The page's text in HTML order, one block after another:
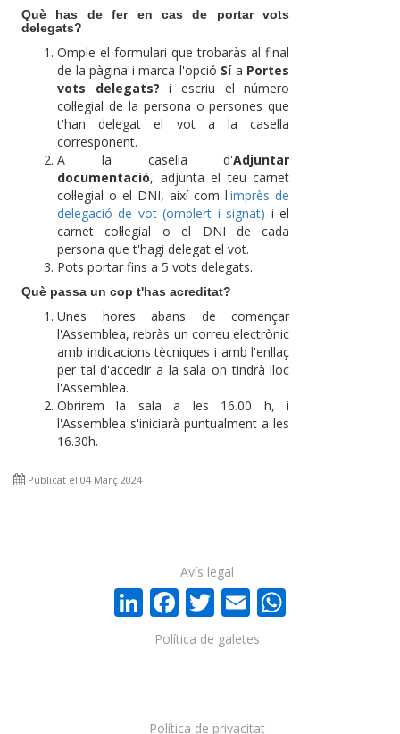
Què has de fer en cas de portar vots
delegats?
Omple el formulari que trobaràs al final
de la pàgina i marca l'opció Sía Portes
vots delegats? i escriu el número
col·legial de la persona o persones que
t'han delegat el vot a la casella
corresponent.
A la casella d'Adjuntar
documentació, adjunta el teu carnet
col·legial o el DNI, així com l'imprès de
delegació de vot (omplert i signat) i el
carnet col·legial o el DNI de cada
persona que t'hagi delegat el vot.
Pots portar fins a 5 vots delegats.
Què passa un cop t'has acreditat?
Unes hores abans de començar
l'Assemblea, rebràs un correu electrònic
amb indicacions tècniques i amb l'enllaç
per tal d'accedir a la sala on tindrà lloc
l'Assemblea.
Obrirem la sala a les 16.00 h, i
l'Assemblea s'iniciarà puntualment a les
16.30h.
Publicat el 04 Març 2024
LinkedIn
Facebook
Twitter
Email
Política de privacitat
Política de galetes
Avís legal